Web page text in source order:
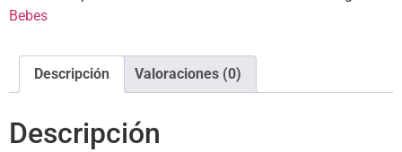
Bebes
Descripción Valoraciones (0)
Descripción